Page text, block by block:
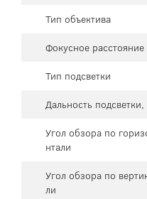
Тип объектива
Фокусное расстояние
Тип подсветки
Дальность
Угол обзора по
нтали
Угол обзора по
ли